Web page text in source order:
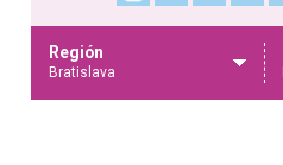
Región
Bratislava